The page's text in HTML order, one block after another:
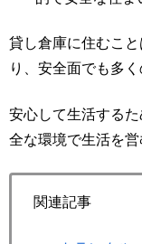
貸し倉庫に住むこ
り、安全面でも多
安心して生活する
全な環境で生活を営
関連記事